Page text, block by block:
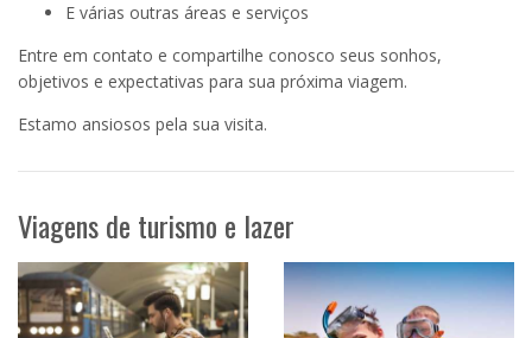
E várias outras áreas e serviços
Entre em contato e compartilhe conosco seus sonhos,
objetivos e expectativas para sua próxima viagem.
Estamo ansiosos pela sua visita.
Viagens de turismo e lazer